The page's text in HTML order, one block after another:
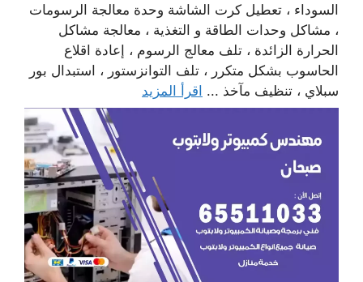
السوداء ، تعطيل كرت الشاشة وحدة معالجة الرسومات
، مشاكل وحدات الطاقة و التغذية ، معالجة مشاكل
الحرارة الزائدة ، تلف معالج الرسوم ، إعادة اقلاع
الحاسوب بشكل متكرر ، تلف التوانزستور ، استبدال بور
سبلاي ، تنظيف مآخذ ... اقرأ المزيد